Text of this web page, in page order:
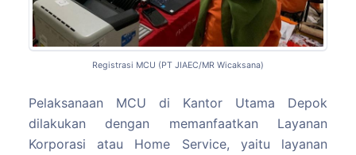
Registrasi MCU (PT JIAEC/MR Wicaksana)
Pelaksanaan MCU di Kantor Utama Depok
dilakukan dengan memanfaatkan Layanan
Korporasi atau Home Service, yaitu layanan